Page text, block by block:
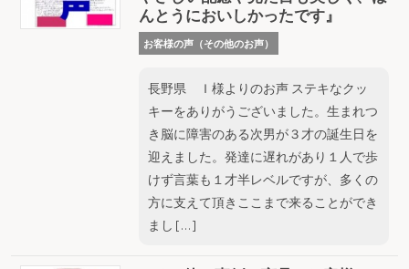
んとうにおいしかったです』
お客様の声（その他のお声）
長野県 Ｉ様よりのお声 ステキなクッ
キーをありがうございました。生まれつ
き脳に障害のある次男が３才の誕生日を
迎えました。発達に遅れがあり１人で歩
けず言葉も１才半レベルですが、多くの
方に支えて頂きここまで来ることができ
まし […]